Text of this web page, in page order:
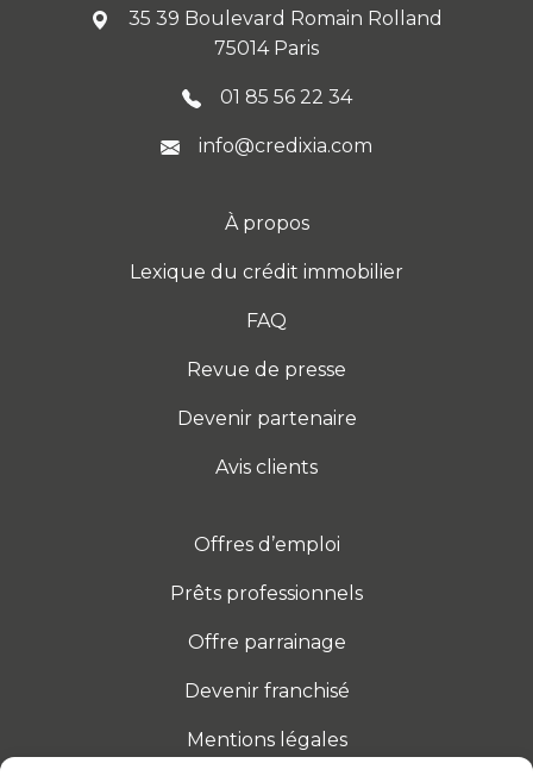
35 39 Boulevard Romain Rolland
75014 Paris
01 85 56 22 34
info@credixia.com
À propos
Lexique du crédit immobilier
FAQ
Revue de presse
Devenir partenaire
Avis clients
Offres d’emploi
Prêts professionnels
Offre parrainage
Devenir franchisé
Mentions légales